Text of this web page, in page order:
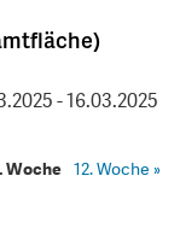
- 16.03.2025
Woche 12. Woche »